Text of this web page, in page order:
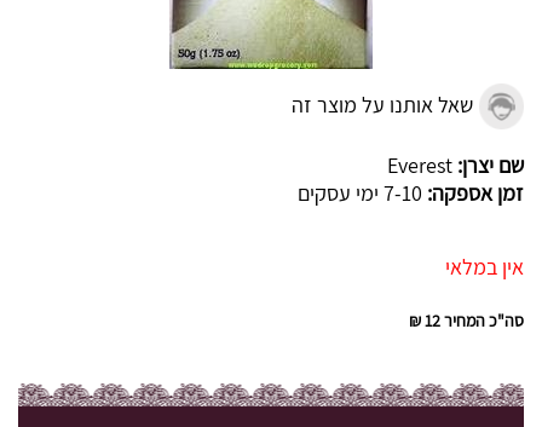
שאל אותנו על מוצר זה
שם יצרן: Everest
זמן אספקה: 7-10 ימי עסקים
אין במלאי
סה"כ המחיר12 ₪